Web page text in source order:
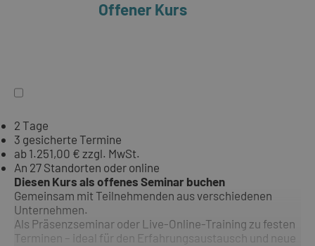
Offener Kurs
2 Tage
3 gesicherte Termine
ab 1.251,00 € zzgl. MwSt.
An 27 Standorten oder online
Diesen Kurs als offenes Seminar buchen
Gemeinsam mit Teilnehmenden aus verschiedenen
Unternehmen.
Als Präsenzseminar oder Live-Online-Training zu festen
Terminen – ideal für den Erfahrungsaustausch und neue